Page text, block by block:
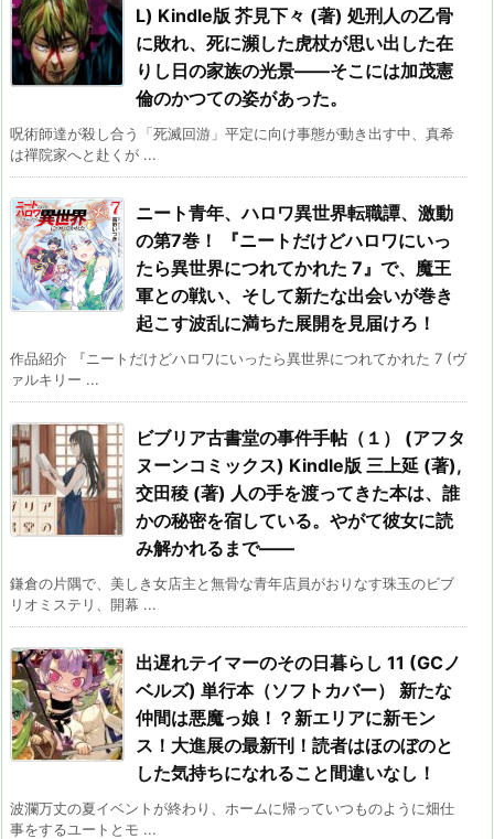
L) Kindle版 芥見下々 (著) 処刑人の乙骨
に敗れ、死に瀕した虎杖が思い出した在
りし日の家族の光景――そこには加茂憲
倫のかつての姿があった。
呪術師達が殺し合う「死滅回游」平定に向け事態が動き出す中、真希
は禪院家へと赴くが ...
ニート青年、ハロワ異世界転職譚、激動
の第7巻！ 『ニートだけどハロワにいっ
たら異世界につれてかれた 7』で、魔王
軍との戦い、そして新たな出会いが巻き
起こす波乱に満ちた展開を見届けろ！
作品紹介 『ニートだけどハロワにいったら異世界につれてかれた 7 (ヴ
ァルキリー ...
ビブリア古書堂の事件手帖（１） (アフタ
ヌーンコミックス) Kindle版 三上延 (著),
交田稜 (著) 人の手を渡ってきた本は、誰
かの秘密を宿している。やがて彼女に読
み解かれるまで――
鎌倉の片隅で、美しき女店主と無骨な青年店員がおりなす珠玉のビブ
リオミステリ、開幕 ...
出遅れテイマーのその日暮らし 11 (GCノ
ベルズ) 単行本（ソフトカバー） 新たな
仲間は悪魔っ娘！？新エリアに新モン
ス！大進展の最新刊！読者はほのぼのと
した気持ちになれること間違いなし！
波瀾万丈の夏イベントが終わり、ホームに帰っていつものように畑仕
事をするユートとモ ...